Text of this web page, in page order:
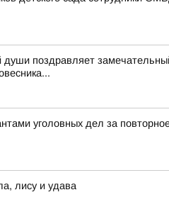
поздравляет
уголовных дел за
лису и удава